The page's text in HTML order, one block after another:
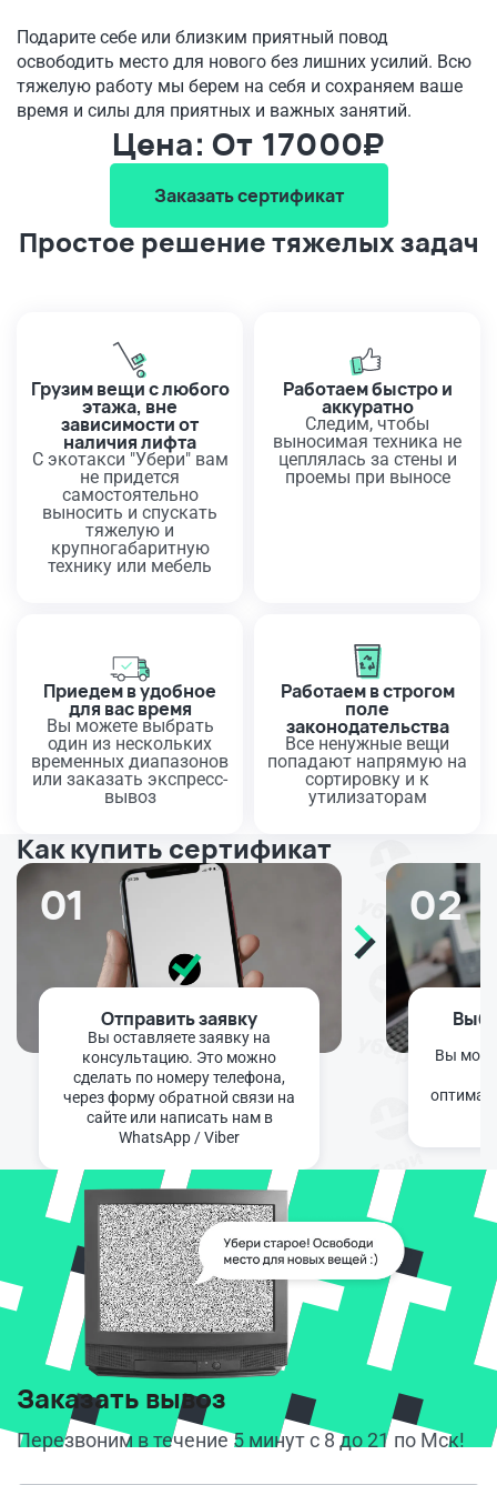
Подарите себе или близким приятный повод
освободить место для нового без лишних усилий. Всю
тяжелую работу мы берем на себя и сохраняем ваше
время и силы для приятных и важных занятий.
Цена: От 17000₽
Заказать сертификат
Простое решение тяжелых задач
Грузим вещи с любого
этажа, вне
зависимости от
наличия лифта
С экотакси "Убери" вам
не придется
самостоятельно
выносить и спускать
тяжелую и
крупногабаритную
технику или мебель
Работаем быстро и
аккуратно
Следим, чтобы
выносимая техника не
цеплялась за стены и
проемы при выносе
Приедем в удобное
для вас время
Вы можете выбрать
один из нескольких
временных диапазонов
или заказать экспресс-
вывоз
Работаем в строгом
поле
законодательства
Все ненужные вещи
попадают напрямую на
сортировку и к
утилизаторам
Как купить сертификат
01
Отправить заявку
Вы оставляете заявку на
консультацию. Это можно
сделать по номеру телефона,
через форму обратной связи на
сайте или написать нам в
WhatsApp / Viber
02
Вы
Заказать вывоз
Перезвоним в течение 5 минут с 8 до 21 по Мск!